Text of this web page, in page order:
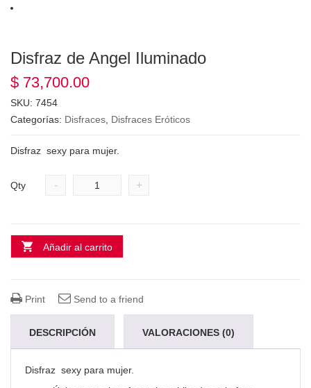
Disfraz de Angel Iluminado
$ 73,700.00
SKU: 7454
Categorías: Disfraces Disfraces Eróticos
Disfraz sexy para mujer.
Qty - +
Añadir al carrito
Print Send to a friend
DESCRIPCIÓN VALORACIONES (0)
Disfraz sexy para mujer.